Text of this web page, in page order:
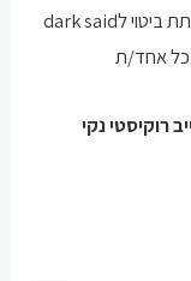
העגילים האלה מתאימים למי שלא מפחד/ת לתת ביטוי לdark said
כל אחד/ת
רוקיסטי נקי